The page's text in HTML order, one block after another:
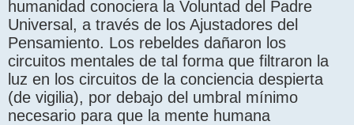
humanidad conociera la Voluntad del Padre
Universal, a través de los Ajustadores del
Pensamiento. Los rebeldes dañaron los
circuitos mentales de tal forma que filtraron la
luz en los circuitos de la conciencia despierta
(de vigilia), por debajo del umbral mínimo
necesario para que la mente humana